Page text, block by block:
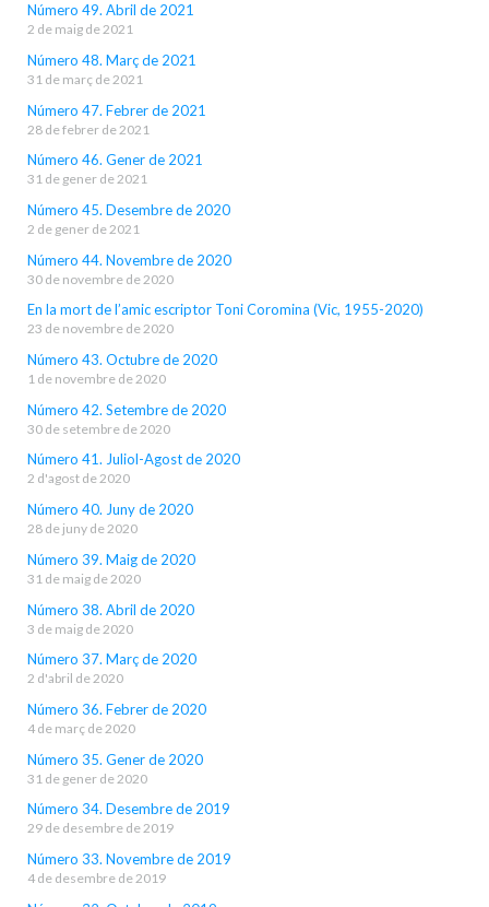
Número 49. Abril de 2021
2 de maig de 2021
Número 48. Març de 2021
31 de març de 2021
Número 47. Febrer de 2021
28 de febrer de 2021
Número 46. Gener de 2021
31 de gener de 2021
Número 45. Desembre de 2020
2 de gener de 2021
Número 44. Novembre de 2020
30 de novembre de 2020
En la mort de l’amic escriptor Toni Coromina (Vic, 1955-2020)
23 de novembre de 2020
Número 43. Octubre de 2020
1 de novembre de 2020
Número 42. Setembre de 2020
30 de setembre de 2020
Número 41. Juliol-Agost de 2020
2 d'agost de 2020
Número 40. Juny de 2020
28 de juny de 2020
Número 39. Maig de 2020
31 de maig de 2020
Número 38. Abril de 2020
3 de maig de 2020
Número 37. Març de 2020
2 d'abril de 2020
Número 36. Febrer de 2020
4 de març de 2020
Número 35. Gener de 2020
31 de gener de 2020
Número 34. Desembre de 2019
29 de desembre de 2019
Número 33. Novembre de 2019
4 de desembre de 2019